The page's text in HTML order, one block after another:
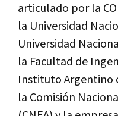
articulado por la
la Universidad
Universidad
la Facultad de
Instituto Argentino
la Comisión